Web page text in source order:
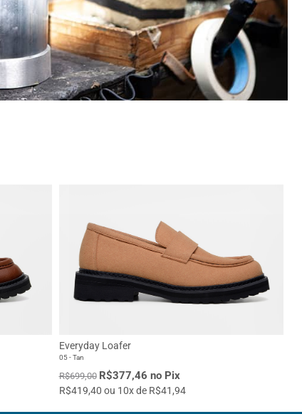
Everyday Loafer
05 - Tan
R$699,00 R$377,46 no Pix
R$419,40 ou 10x de R$41,94